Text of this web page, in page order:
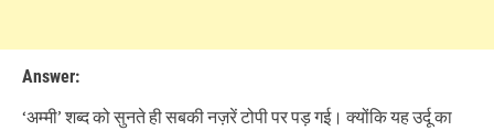
Answer:
‘अम्मी’ शब्द को सुनते ही सबकी नज़रें टोपी पर पड़ गई। क्योंकि यह उर्दू का